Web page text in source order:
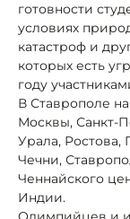
готовности
условиях
катастроф и
которых есть
году
В Ставрополе
Москвы, Санкт-
Урала, Ростова,
Чечни,
Ченнайского
Индии.